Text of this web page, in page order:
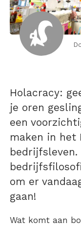
Holacracy:
je oren
een
maken in het
bedrijfsleven.
om er
gaan!
Wat komt aan